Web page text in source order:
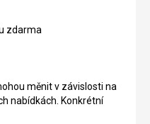
zdarma
měnit v závislosti na
nabídkách. Konkrétní